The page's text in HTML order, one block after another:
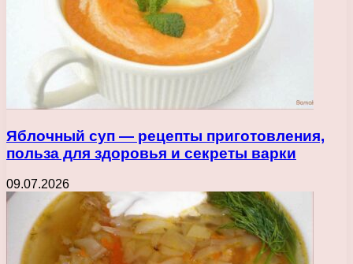
Яблочный суп — рецепты приготовления,
польза для здоровья и секреты варки
09.07.2026